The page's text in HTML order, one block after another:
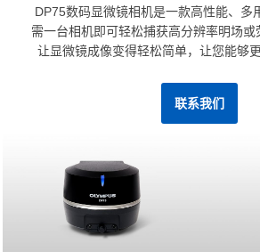
DP75数码显微镜相机是一款高性能、多
需一台相机即可轻松捕获高分辨率明场
让显微镜成像变得轻松简单，让您能够
联系我们